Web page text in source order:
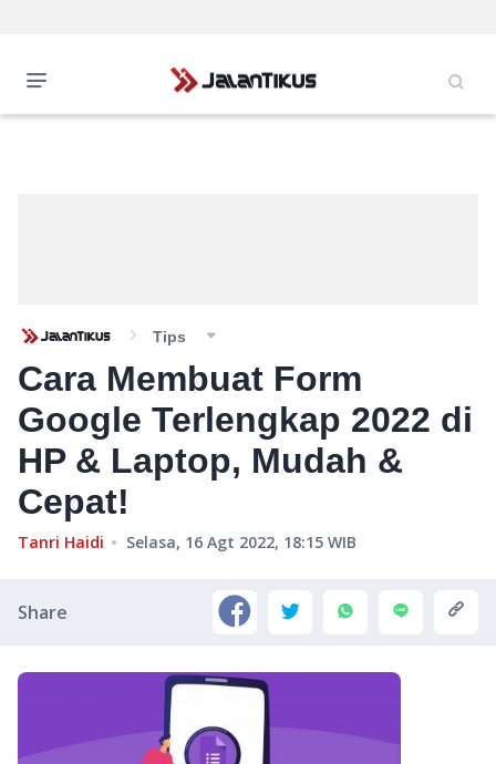
Tips
Cara Membuat Form
Google Terlengkap 2022 di
HP & Laptop, Mudah &
Cepat!
Tanri Haidi Selasa, 16 Agt 2022, 18:15 WIB
Share